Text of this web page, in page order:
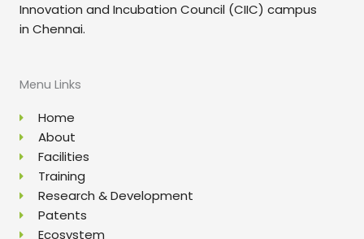
Innovation and Incubation Council (CIIC) campus
in Chennai.
Menu Links
Home
About
Facilities
Training
Research & Development
Patents
Ecosystem